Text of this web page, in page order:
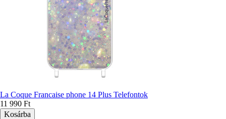
La Coque Francaise phone 14 Plus Telefontok
11 990 Ft